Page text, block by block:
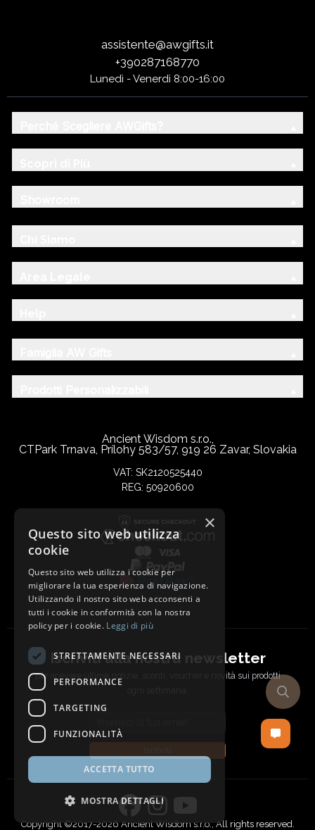
assistente@awgifts.it
+390287168770
Lunedì - Venerdì 8:00-16:00
Ancient Wisdom s.r.o.,
CTPark Trnava, Prílohy 583/57, 919 26 Zavar, Slovakia
VAT: SK2120525440
REG: 50920600
Iscriviti alla nostra newsletter
per ricevere ultime notizie, sconti, voucher e novità sui prodotti
Copyright ©2017-2026 Ancient Wisdom s.r.o., All rights reserved.
×
Questo sito web utilizza
cookie
Questo sito web utilizza i cookie per
migliorare la tua esperienza di navigazione.
Utilizzando il nostro sito web acconsenti a
tutti i cookie in conformità con la nostra
policy per i cookie. Leggi di più
STRETTAMENTE NECESSARI
PERFORMANCE
TARGETING
FUNZIONALITÀ
ACCETTA TUTTO
MOSTRA DETTAGLI